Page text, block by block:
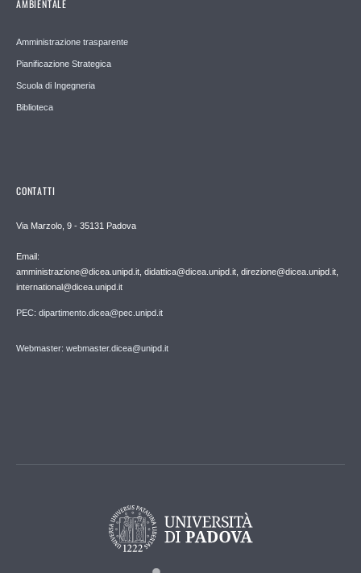
AMBIENTALE
Amministrazione trasparente
Pianificazione Strategica
Scuola di Ingegneria
Biblioteca
CONTATTI
Via Marzolo, 9 - 35131 Padova
Email:
amministrazione@dicea.unipd.it, didattica@dicea.unipd.it, direzione@dicea.unipd.it,
international@dicea.unipd.it
PEC: dipartimento.dicea@pec.unipd.it
Webmaster: webmaster.dicea@unipd.it